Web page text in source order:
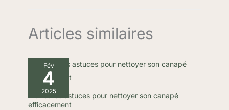
Articles similaires
Fév
4
2025
Meilleures astuces pour nettoyer son canapé
efficacement